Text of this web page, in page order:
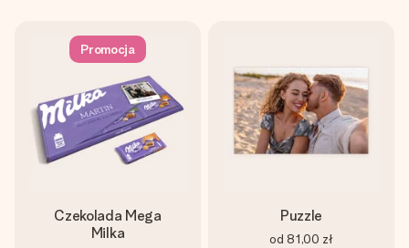
Promocja
Czekolada Mega
Milka
Puzzle
od 81,00 zł